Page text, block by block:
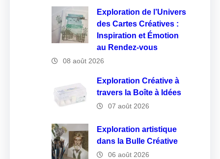
Exploration de l’Univers
des Cartes Créatives :
Inspiration et Émotion
au Rendez-vous
08 août 2026
Exploration Créative à
travers la Boîte à Idées
07 août 2026
Exploration artistique
dans la Bulle Créative
06 août 2026